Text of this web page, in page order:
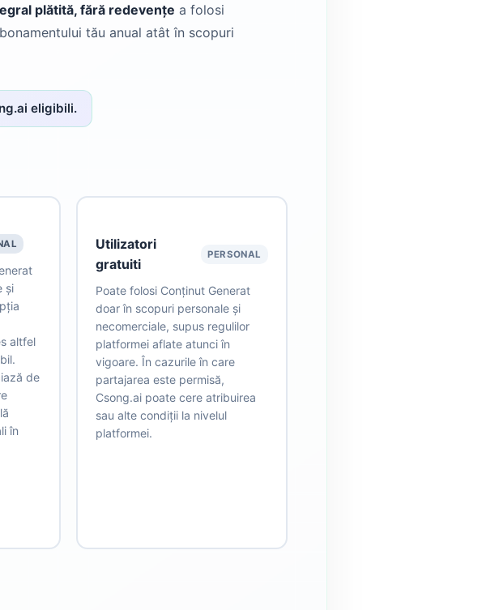
plătită, fără redevențe a folosi
tău anual atât în scopuri
eligibili.
și
altfel
de
în
Utilizatori
gratuiti
PERSONAL
Poate folosi Conținut Generat
doar în scopuri personale și
necomerciale, supus regulilor
platformei aflate atunci în
vigoare. În cazurile în care
partajarea este permisă,
Csong.ai poate cere atribuirea
sau alte condiții la nivelul
platformei.